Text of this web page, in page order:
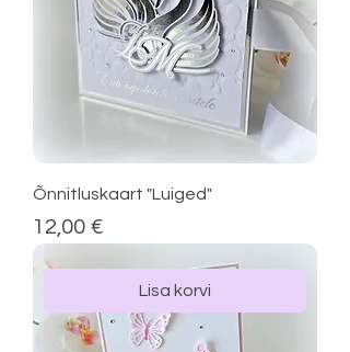
Õnnitluskaart "Luiged"
Price
12,00 €
Lisa korvi